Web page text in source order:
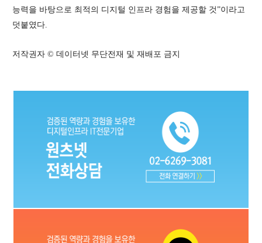
능력을 바탕으로 최적의 디지털 인프라 경험을 제공할 것”이라고
덧붙였다.
저작권자 © 데이터넷 무단전재 및 재배포 금지